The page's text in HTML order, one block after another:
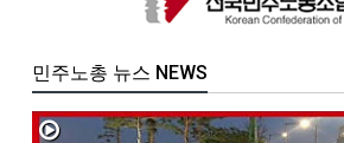
민주노총 뉴스 NEWS